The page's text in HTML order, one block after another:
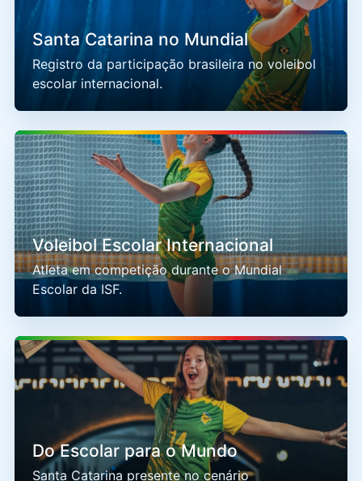
Santa Catarina no Mundial
Registro da participação brasileira no voleibol
escolar internacional.
Voleibol Escolar Internacional
Atleta em competição durante o Mundial
Escolar da ISF.
Do Escolar para o Mundo
Santa Catarina presente no cenário